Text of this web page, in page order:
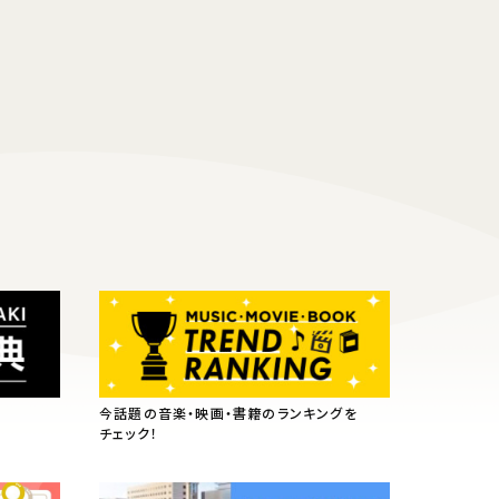
今話題の音楽・映画・書籍のランキングを
チェック！